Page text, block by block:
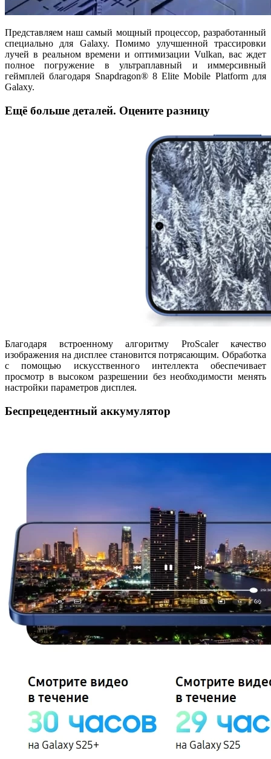
Представляем наш самый мощный процессор, разработанный
специально для Galaxy. Помимо улучшенной трассировки
лучей в реальном времени и оптимизации Vulkan, вас ждет
полное погружение в ультраплавный и иммерсивный
геймплей благодаря Snapdragon® 8 Elite Mobile Platform для
Galaxy.
Ещё больше деталей. Оцените разницу
Благодаря встроенному алгоритму ProScaler качество
изображения на дисплее становится потрясающим. Обработка
с помощью искусственного интеллекта обеспечивает
просмотр в высоком разрешении без необходимости менять
настройки параметров дисплея.
Беспрецедентный аккумулятор